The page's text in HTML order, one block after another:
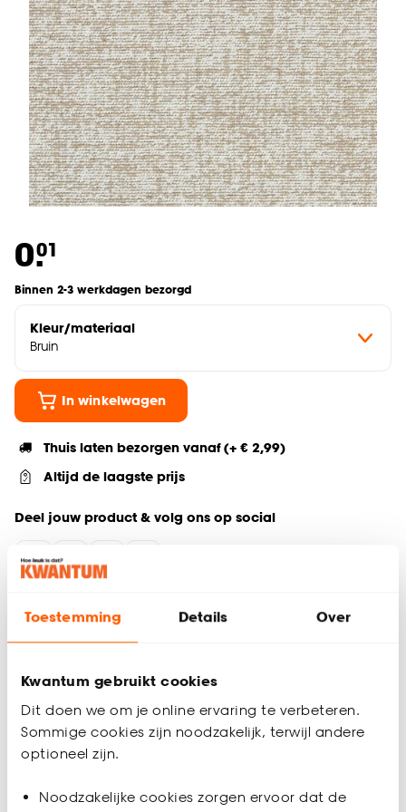
Toestemming Details Over
Kwantum gebruikt cookies
Dit doen we om je online ervaring te verbeteren.
Sommige cookies zijn noodzakelijk, terwijl andere
optioneel zijn.
Noodzakelijke cookies zorgen ervoor dat de
0.01
Binnen 2-3 werkdagen bezorgd
Kleur/materiaal
Bruin
In winkelwagen
Thuis laten bezorgen vanaf (+ € 2,99)
Altijd de laagste prijs
Deel jouw product & volg ons op social
Productomschrijving
en bekijk of vergelijk eenvoudig welke gordijnstof jouw
kleurstalen worden binnen 2 à 3 werkdagen thuisbezorgd en
passen door de brievenbus. Afmeting staal Gordijn: 13 x 26
cm.
Productspecificaties